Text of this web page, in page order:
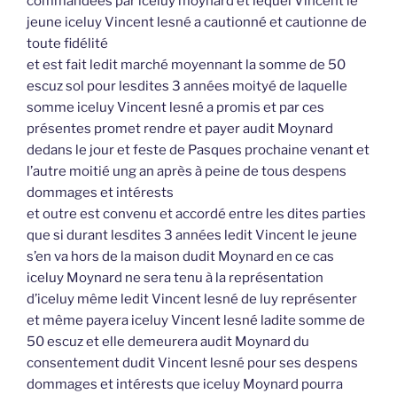
jeune iceluy Vincent lesné a cautionné et cautionne de
toute fidélité
et est fait ledit marché moyennant la somme de 50
escuz sol pour lesdites 3 années moityé de laquelle
somme iceluy Vincent lesné a promis et par ces
présentes promet rendre et payer audit Moynard
dedans le jour et feste de Pasques prochaine venant et
l’autre moitié ung an après à peine de tous despens
dommages et intérests
et outre est convenu et accordé entre les dites parties
que si durant lesdites 3 années ledit Vincent le jeune
s’en va hors de la maison dudit Moynard en ce cas
iceluy Moynard ne sera tenu à la représentation
d’iceluy même ledit Vincent lesné de luy représenter
et même payera iceluy Vincent lesné ladite somme de
50 escuz et elle demeurera audit Moynard du
consentement dudit Vincent lesné pour ses despens
dommages et intérests que iceluy Moynard pourra